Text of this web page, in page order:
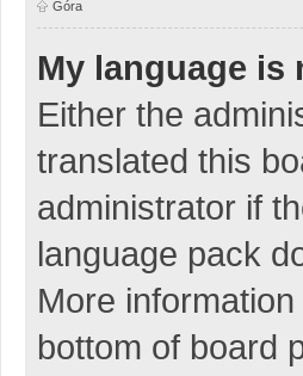
Góra
My language is
Either the
translated this
administrator if
language pack
More
bottom of board